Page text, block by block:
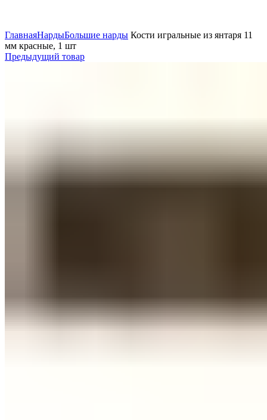
ГлавнаяНардыБольшие нарды Кости игральные из янтаря 11
мм красные, 1 шт
Предыдущий товар